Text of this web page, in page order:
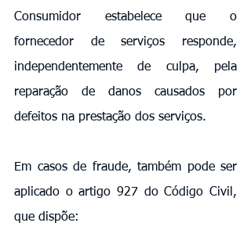
Consumidor estabelece que o
fornecedor de serviços responde,
independentemente de culpa, pela
reparação de danos causados por
defeitos na prestação dos serviços.
Em casos de fraude, também pode ser
aplicado o artigo 927 do Código Civil,
que dispõe: